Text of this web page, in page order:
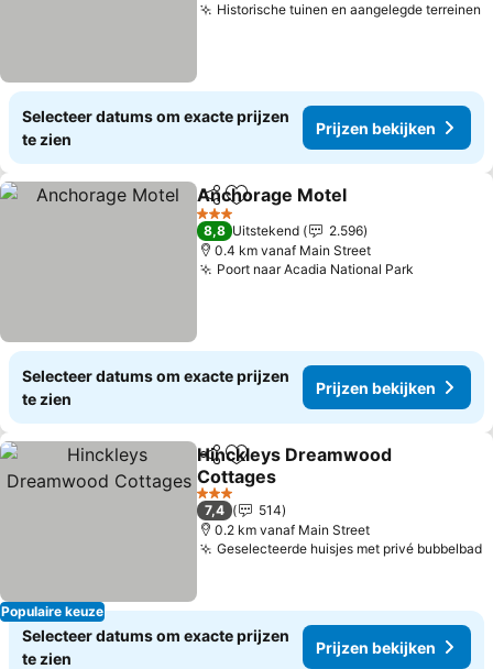
Historische tuinen en aangelegde terreinen
Selecteer datums om exacte prijzen
te zien
Prijzen bekijken
DelenToevoegen aan favorieten
Anchorage Motel
3 Sterren
8,8 Uitstekend
2.596
0.4 km vanaf Main Street
Poort naar Acadia National Park
Selecteer datums om exacte prijzen
te zien
Prijzen bekijken
Populaire keuze
DelenToevoegen aan favorieten
Hinckleys Dreamwood
Cottages
Prijzen bekijken
3 Sterren
7,4
514
0.2 km vanaf Main Street
Geselecteerde huisjes met privé bubbelbad
Selecteer datums om exacte prijzen
te zien
Prijzen bekijken